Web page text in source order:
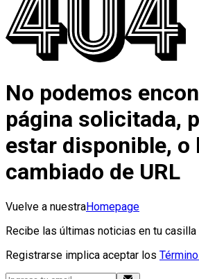
No podemos
página solicitada,
estar disponible, o
cambiado de URL
Vuelve a nuestraHomepage
Recibe las últimas noticias en tu casilla
Registrarse implica aceptar los